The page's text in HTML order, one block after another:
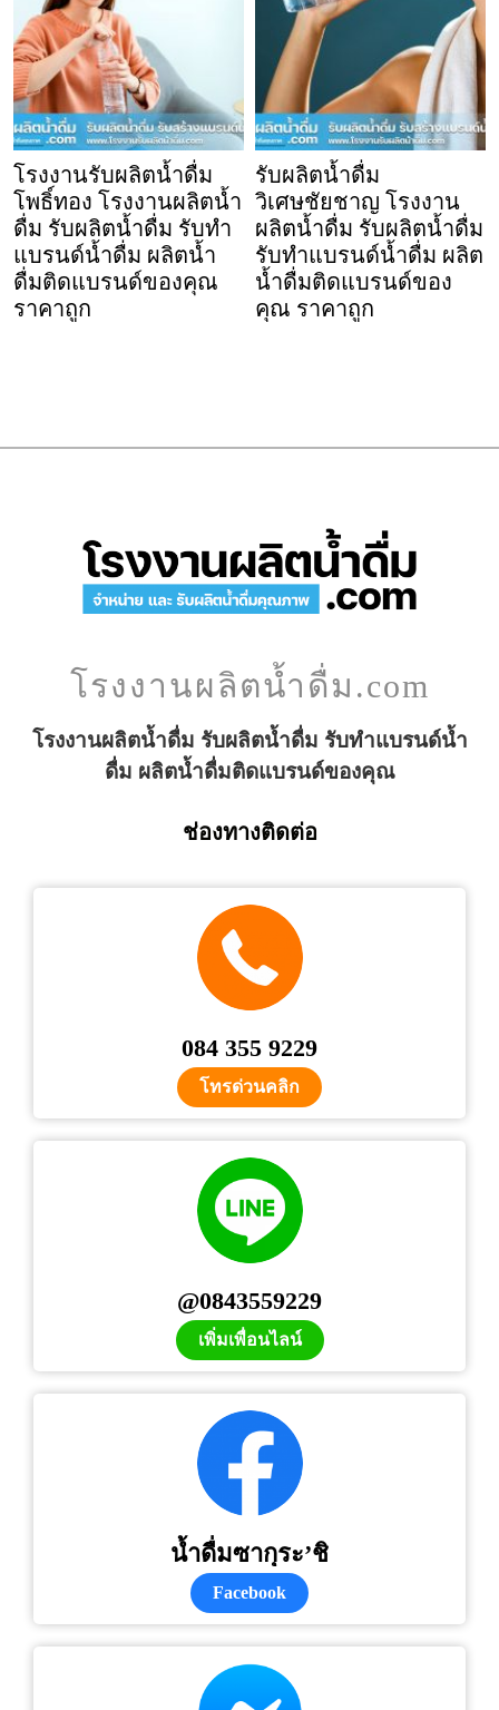
โรงงานรับผลิตน้ำดื่ม
โพธิ์ทอง โรงงานผลิตน้ำ
ดื่ม รับผลิตน้ำดื่ม รับทำ
แบรนด์น้ำดื่ม ผลิตน้ำ
ดื่มติดแบรนด์ของคุณ
ราคาถูก
รับผลิตน้ำดื่ม
วิเศษชัยชาญ โรงงาน
ผลิตน้ำดื่ม รับผลิตน้ำดื่ม
รับทำแบรนด์น้ำดื่ม ผลิต
น้ำดื่มติดแบรนด์ของ
คุณ ราคาถูก
โรงงานผลิตน้ำดื่ม.com
โรงงานผลิตน้ำดื่ม รับผลิตน้ำดื่ม รับทำแบรนด์น้ำ
ดื่ม ผลิตน้ำดื่มติดแบรนด์ของคุณ
ช่องทางติดต่อ
084 355 9229
โทรด่วนคลิก
@0843559229
เพิ่มเพื่อนไลน์
น้ำดื่มซากุระ’ชิ
Facebook